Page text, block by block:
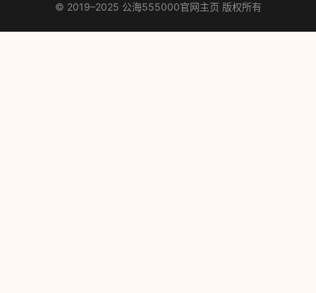
© 2019–2025 公海555000官网主页 版权所有